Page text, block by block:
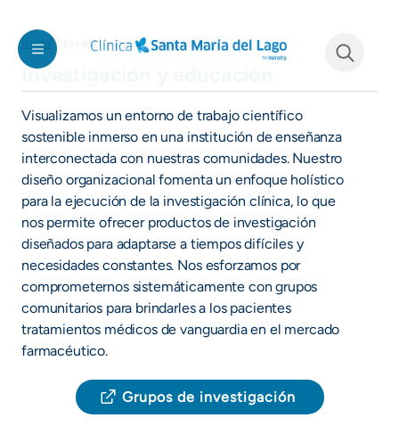
Inicio Investigación y educación
Investigación
Visualizamos un entorno de trabajo científico
sostenible inmerso en una institución de enseñanza
interconectada con nuestras comunidades. Nuestro
diseño organizacional fomenta un enfoque holístico
para la ejecución de la investigación clínica, lo que
nos permite ofrecer productos de investigación
diseñados para adaptarse a tiempos difíciles y
necesidades constantes. Nos esforzamos por
comprometernos sistemáticamente con grupos
comunitarios para brindarles a los pacientes
tratamientos médicos de vanguardia en el mercado
farmacéutico.
Grupos de investigación